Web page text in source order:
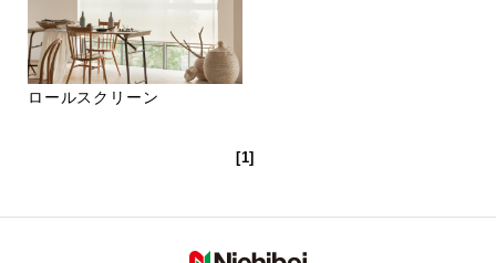
ロールスクリーン
[1]